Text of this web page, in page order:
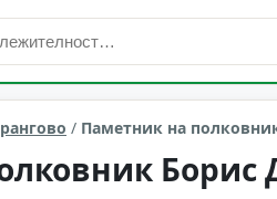
Област: Пловдив
/ Паметник на
Борис